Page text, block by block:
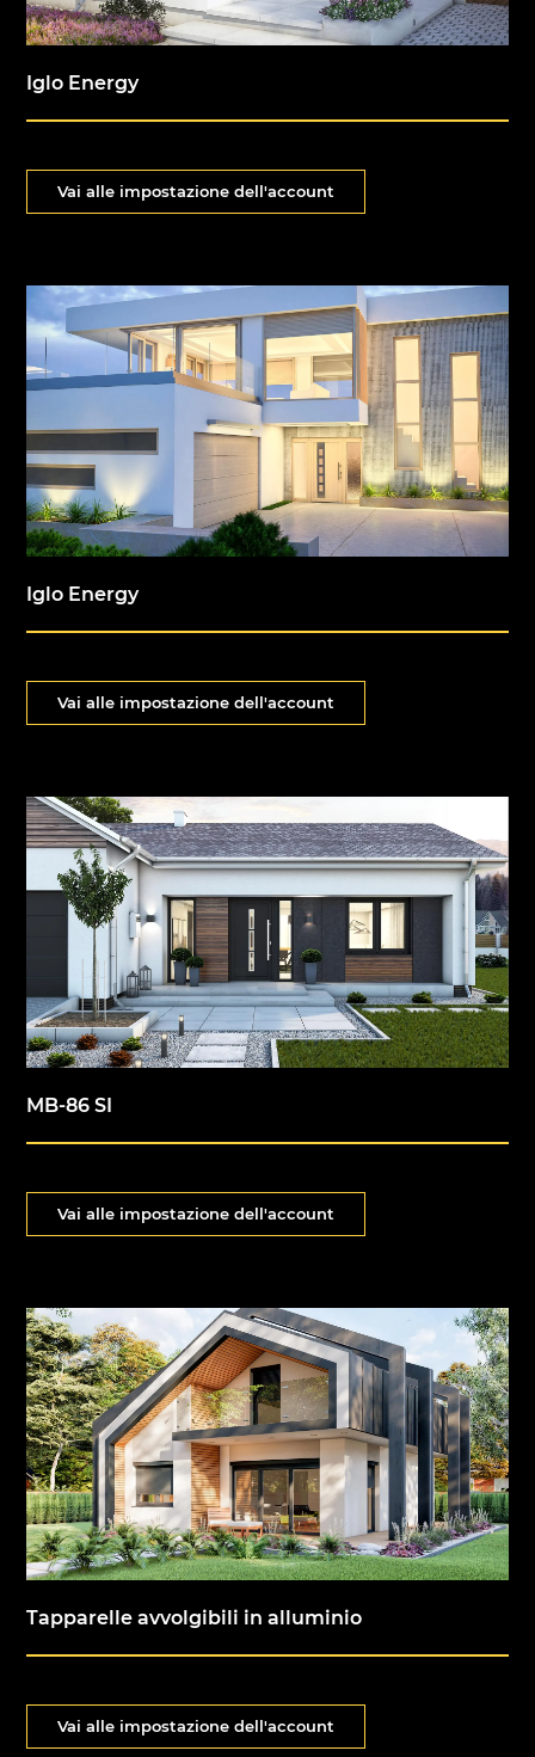
Iglo Energy
Vai alle impostazione dell'account
Iglo Energy
Vai alle impostazione dell'account
MB-86 SI
Vai alle impostazione dell'account
Tapparelle avvolgibili in alluminio
Vai alle impostazione dell'account